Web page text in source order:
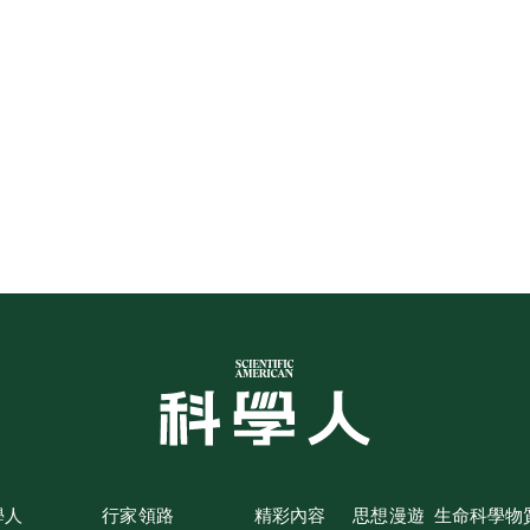
行家領路 精彩內容 思想漫遊 生命科學物